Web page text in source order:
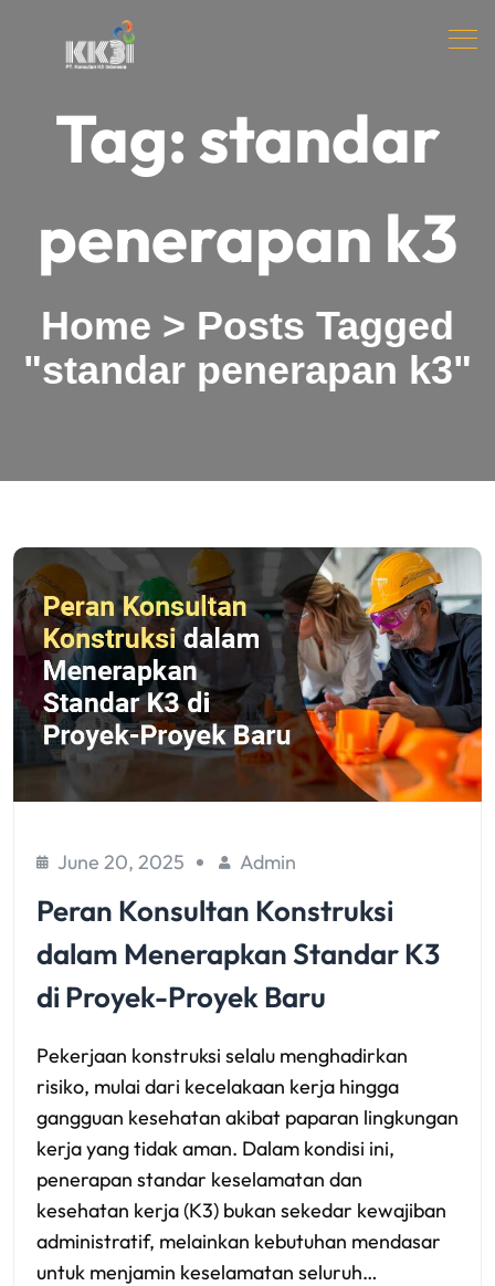
Tag:standar
penerapan k3
Home > Posts Tagged
"standar penerapan k3"
June 20, 2025 Admin
Peran Konsultan Konstruksi
dalam Menerapkan Standar K3
di Proyek-Proyek Baru
Pekerjaan konstruksi selalu menghadirkan
risiko, mulai dari kecelakaan kerja hingga
gangguan kesehatan akibat paparan lingkungan
kerja yang tidak aman. Dalam kondisi ini,
penerapan standar keselamatan dan
kesehatan kerja (K3) bukan sekedar kewajiban
administratif, melainkan kebutuhan mendasar
untuk menjamin keselamatan seluruh…